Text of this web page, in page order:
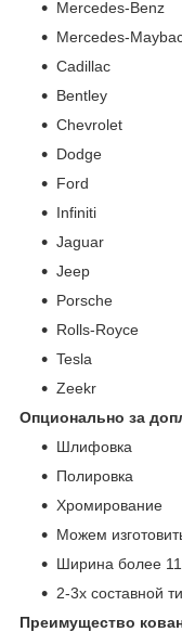
Mercedes-Benz
Mercedes-
Cadillac
Bentley
Chevrolet
Dodge
Ford
Infiniti
Jaguar
Jeep
Porsche
Rolls-Royce
Tesla
Zeekr
Опционально за
Шлифовка
Полировка
Хромирование
Можем
Ширина более
2-3х составной
Преимущество